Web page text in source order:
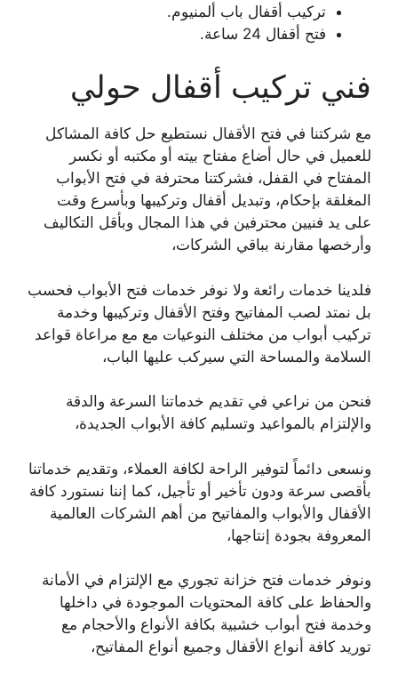
تركيب أقفال باب ألمنيوم.
فتح أقفال 24 ساعة.
فني تركيب أقفال حولي
مع شركتنا في فتح الأقفال نستطيع حل كافة المشاكل
للعميل في حال أضاع مفتاح بيته أو مكتبه أو نكسر
المفتاح في القفل، فشركتنا محترفة في فتح الأبواب
المغلقة بإحكام، وتبديل أقفال وتركيبها وبأسرع وقت
على يد فنيين محترفين في هذا المجال وبأقل التكاليف
وأرخصها مقارنة بباقي الشركات،
فلدينا خدمات رائعة ولا نوفر خدمات فتح الأبواب فحسب
بل نمتد لصب المفاتيح وفتح الأقفال وتركيبها وخدمة
تركيب أبواب من مختلف النوعيات مع مع مراعاة قواعد
السلامة والمساحة التي سيركب عليها الباب،
فنحن من نراعي في تقديم خدماتنا السرعة والدقة
والإلتزام بالمواعيد وتسليم كافة الأبواب الجديدة،
ونسعى دائماً لتوفير الراحة لكافة العملاء، وتقديم خدماتنا
بأقصى سرعة ودون تأخير أو تأجيل، كما إننا نستورد كافة
الأقفال والأبواب والمفاتيح من أهم الشركات العالمية
المعروفة بجودة إنتاجها،
ونوفر خدمات فتح خزانة تجوري مع الإلتزام في الأمانة
والحفاظ على كافة المحتويات الموجودة في داخلها
وخدمة فتح أبواب خشبية بكافة الأنواع والأحجام مع
توريد كافة أنواع الأقفال وجميع أنواع المفاتيح،